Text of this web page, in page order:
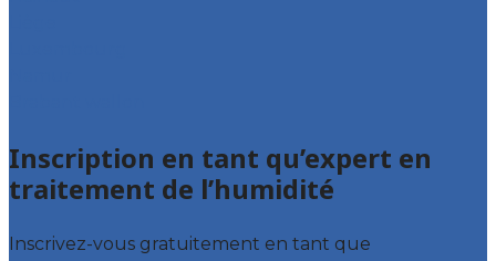
Inscription en tant qu’expert en
traitement de l’humidité
Inscrivez-vous gratuitement en tant que